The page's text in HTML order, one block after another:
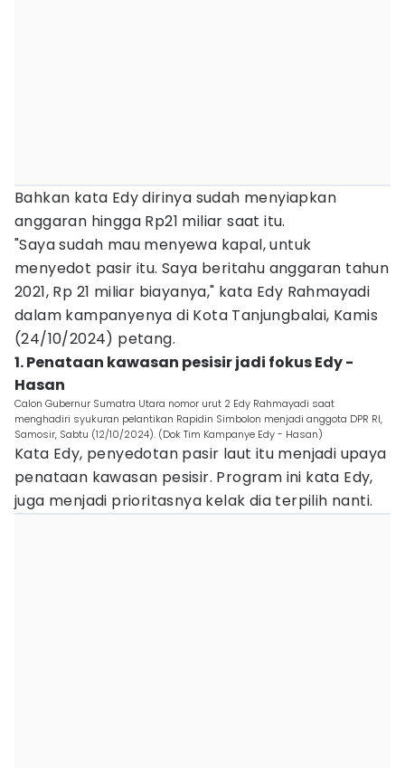
Bahkan kata Edy dirinya sudah menyiapkan
anggaran hingga Rp21 miliar saat itu.
"Saya sudah mau menyewa kapal, untuk
menyedot pasir itu. Saya beritahu anggaran tahun
2021, Rp 21 miliar biayanya," kata Edy Rahmayadi
dalam kampanyenya di Kota Tanjungbalai, Kamis
(24/10/2024) petang.
1. Penataan kawasan pesisir jadi fokus Edy -
Hasan
Calon Gubernur Sumatra Utara nomor urut 2 Edy Rahmayadi saat
menghadiri syukuran pelantikan Rapidin Simbolon menjadi anggota DPR RI,
Samosir, Sabtu (12/10/2024). (Dok Tim Kampanye Edy - Hasan)
Kata Edy, penyedotan pasir laut itu menjadi upaya
penataan kawasan pesisir. Program ini kata Edy,
juga menjadi prioritasnya kelak dia terpilih nanti.